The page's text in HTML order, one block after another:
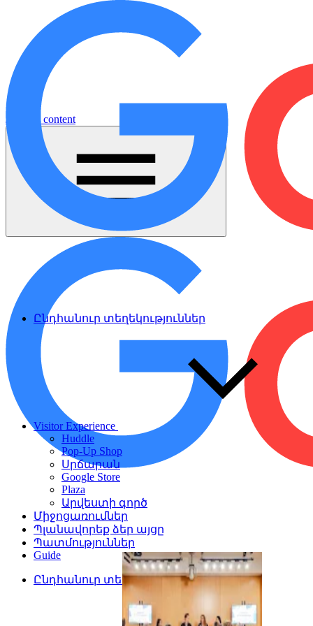
Jump to content
Ընդհանուր տեղեկություններ
Visitor Experience
Huddle
Pop-Up Shop
Սրճարան
Google Store
Plaza
Արվեստի գործ
Միջոցառումներ
Պլանավորեք ձեր այցը
Պատմություններ
Guide
Ընդհանուր տեղեկություններ